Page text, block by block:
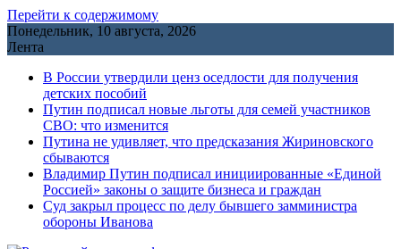
Перейти к содержимому
Понедельник, 10 августа, 2026
Лента
В России утвердили ценз оседлости для получения
детских пособий
Путин подписал новые льготы для семей участников
СВО: что изменится
Путина не удивляет, что предсказания Жириновского
сбываются
Владимир Путин подписал инициированные «Единой
Россией» законы о защите бизнеса и граждан
Cуд закрыл процесс по делу бывшего замминистра
обороны Иванова